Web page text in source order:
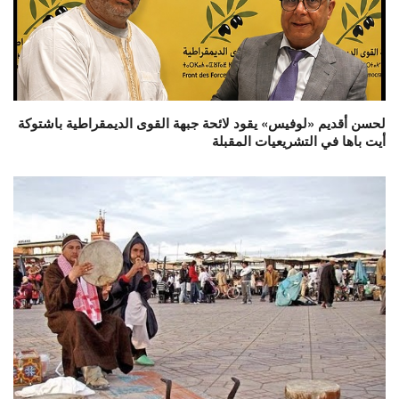
لحسن أقديم «لوفيس» يقود لائحة جبهة القوى الديمقراطية باشتوكة
أيت باها في التشريعيات المقبلة